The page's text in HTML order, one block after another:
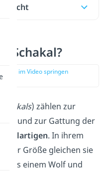
Schakal?
Stelle im Video springen
jackals) zählen zur
und zur Gattung der
. In ihrem
ihrer Größe gleichen sie
aus einem Wolf und